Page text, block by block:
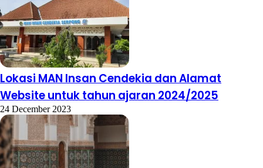
Lokasi MAN Insan Cendekia dan Alamat
Website untuk tahun ajaran 2024/2025
24 December 2023